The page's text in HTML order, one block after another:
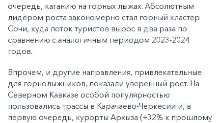
очередь, катанию на горных лыжах. Абсолютным
лидером роста закономерно стал горный кластер
Сочи, куда поток туристов вырос в два раза по
сравнению с аналогичным периодом 2023-2024
годов.
Впрочем, и другие направления, привлекательные
для горнолыжников, показали уверенный рост. На
Северном Кавказе особой популярностью
пользовались трассы в Карачаево-Черкесии и, в
первую очередь, курорты Архыза (+32% к прошлому